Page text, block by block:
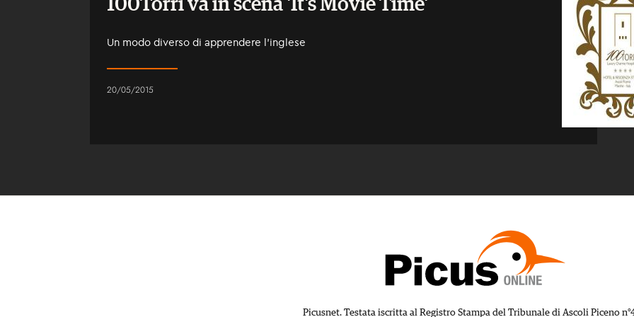
100Torri va in scena 'It's Movie Time'
Un modo diverso di apprendere l'inglese
20/05/2015
Picusnet. Testata iscritta al Registro Stampa del Tribunale di Ascoli Piceno